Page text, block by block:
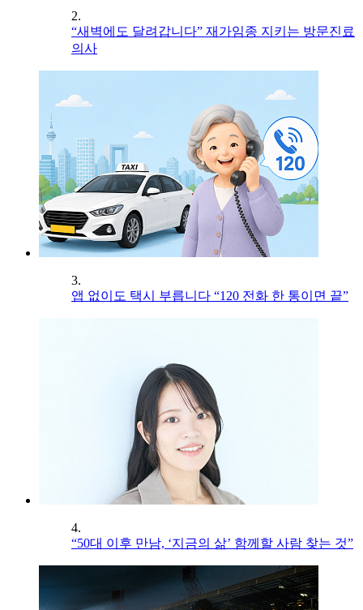
2.
“새벽에도 달려갑니다” 재가임종 지키는 방문진료
의사
3.
앱 없이도 택시 부릅니다 “120 전화 한 통이면 끝”
4.
“50대 이후 만남, ‘지금의 삶’ 함께할 사람 찾는 것”